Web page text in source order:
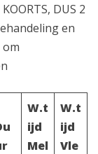
DUS 2
en
W.t
ijd
Mel
W.t
ijd
Vle